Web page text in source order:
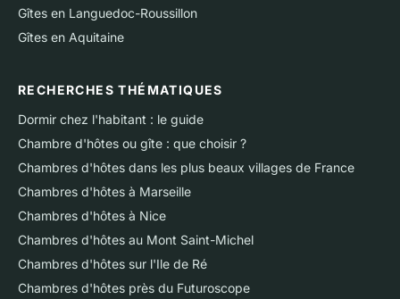
Gîtes en Languedoc-Roussillon
Gîtes en Aquitaine
RECHERCHES THÉMATIQUES
Dormir chez l'habitant : le guide
Chambre d'hôtes ou gîte : que choisir ?
Chambres d'hôtes dans les plus beaux villages de France
Chambres d'hôtes à Marseille
Chambres d'hôtes à Nice
Chambres d'hôtes au Mont Saint-Michel
Chambres d'hôtes sur l'Ile de Ré
Chambres d'hôtes près du Futuroscope